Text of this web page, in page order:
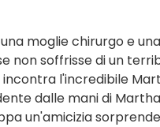
moglie chirurgo e
soffrisse di un
l'incredibile
dalle mani di
un'amicizia